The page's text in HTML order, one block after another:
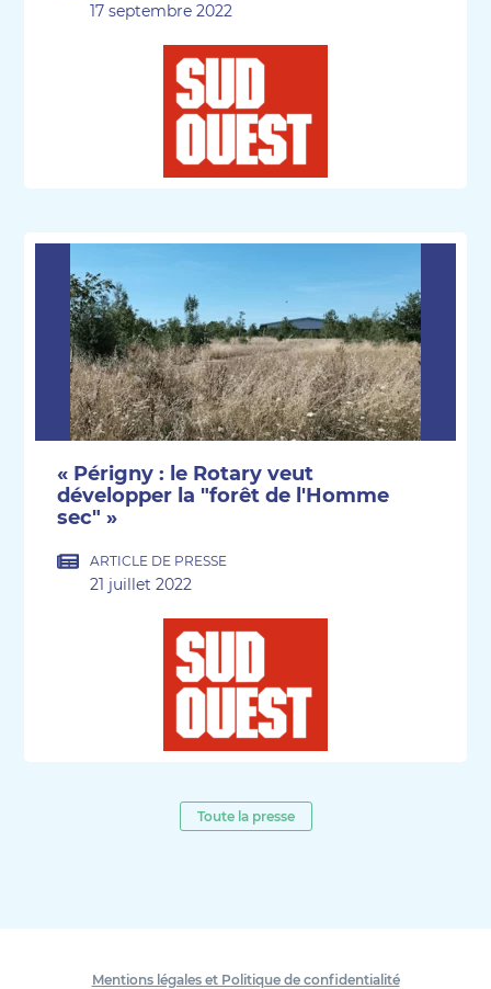
17 septembre 2022
« Périgny : le Rotary veut
développer la "forêt de l'Homme
sec" »
ARTICLE DE PRESSE
21 juillet 2022
Toute la presse
Mentions légales et Politique de confidentialité